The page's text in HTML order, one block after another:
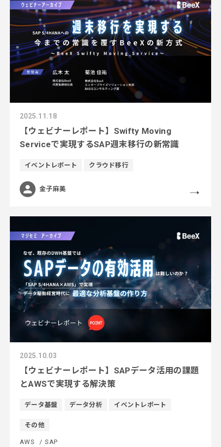
2025.11.18
【ウェビナーレポート】Swifty Moving
Serviceで実現するSAP週末移行の新常識
イベントレポート クラウド移行
金子麻美
2025.10.03
【ウェビナーレポート】SAPデータ活用の課題
とAWSで実現する解決策
データ基盤 データ分析 イベントレポート
その他
AWS SAP